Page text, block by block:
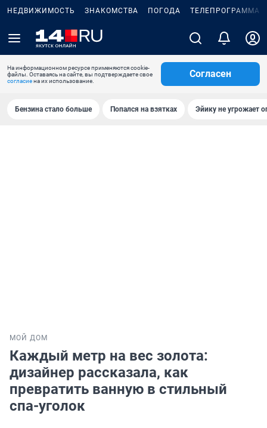
НЕДВИЖИМОСТЬ ЗНАКОМСТВА ПОГОДА ТЕЛЕПРОГРАММА
На информационном ресурсе применяются cookie-
файлы. Оставаясь на сайте, вы подтверждаете свое
согласиена их использование.
Согласен
Бензина стало больше Попался на взятках Эйику не угрожает
МОЙ ДОМ
Каждый метр на вес золота:
дизайнер рассказала, как
превратить ванную в стильный
спа-уголок